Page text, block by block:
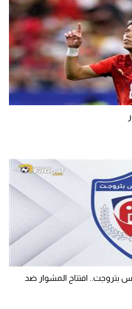
بتروجت.. افتتاح المشوار ضد